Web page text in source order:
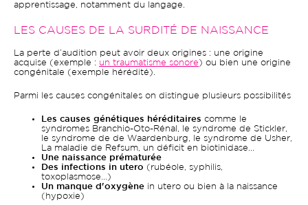
apprentissage, notamment du langage.
LES CAUSES DE LA SURDITÉ DE NAISSANCE
La perte d’audition peut avoir deux origines : une origine
acquise (exemple : un traumatisme sonore ) ou bien une origine
congénitale (exemple hérédité).
Parmi les causes congénitales on distingue plusieurs possibilités
Les causes génétiques héréditaires comme le
syndromes Branchio-Oto-Rénal, le syndrome de Stickler,
le syndrome de de Waardenburg, le syndrome de Usher,
La maladie de Refsum, un déficit en biotinidase...
Une naissance prématurée
Des infections in utero (rubéole, syphilis,
toxoplasmose…)
Un manque d'oxygène in utero ou bien à la naissance
(hypoxie)